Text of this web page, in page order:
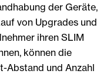
der Geräte,
von Upgrades und
ihren SLIM
können die
Abstand und Anzahl